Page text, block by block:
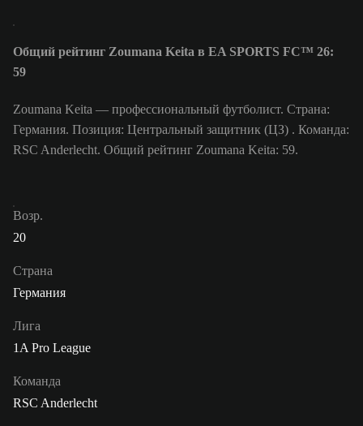
Общий рейтинг Zoumana Keita в EA SPORTS FC™ 26:
59
Zoumana Keita — профессиональный футболист. Страна:
Германия. Позиция: Центральный защитник (ЦЗ) . Команда:
RSC Anderlecht. Общий рейтинг Zoumana Keita: 59.
Возр.
20
Страна
Германия
Лига
1A Pro League
Команда
RSC Anderlecht